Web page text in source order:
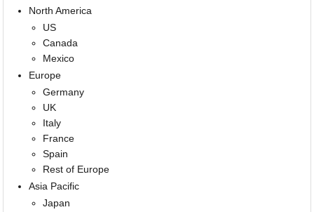
North America
US
Canada
Mexico
Europe
Germany
UK
Italy
France
Spain
Rest of Europe
Asia Pacific
Japan